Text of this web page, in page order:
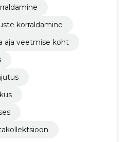
korraldamine
aja veetmise koht